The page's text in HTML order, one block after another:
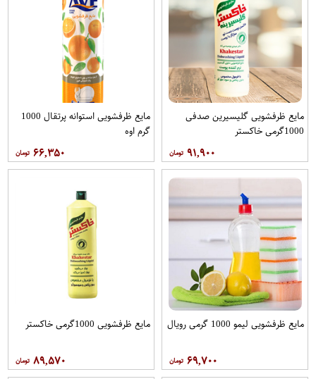
مایع ظرفشویی گلیسیرین صدفی
1000گرمی خاکستر
۹۱,۹۰۰
مایع ظرفشویی استوانه پرتقال 1000
گرم اوه
۶۶,۳۵۰
مایع ظرفشویی لیمو 1000 گرمی رویال
۶۹,۷۰۰
مایع ظرفشویی 1000گرمی خاکستر
۸۹,۵۷۰